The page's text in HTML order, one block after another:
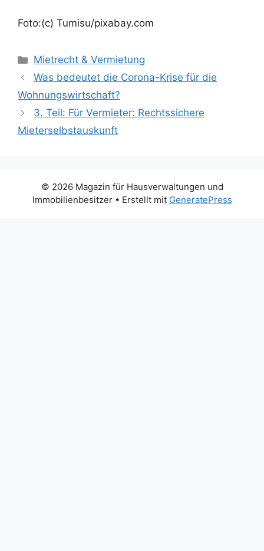
Foto:(c) Tumisu/pixabay.com
Kategorien
Mietrecht & Vermietung
Was bedeutet die Corona-Krise für die
Wohnungswirtschaft?
3. Teil: Für Vermieter: Rechtssichere
Mieterselbstauskunft
© 2026 Magazin für Hausverwaltungen und
Immobilienbesitzer• Erstellt mit GeneratePress